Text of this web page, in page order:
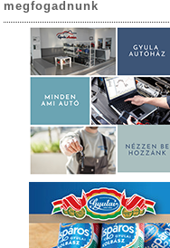
megfogadnunk